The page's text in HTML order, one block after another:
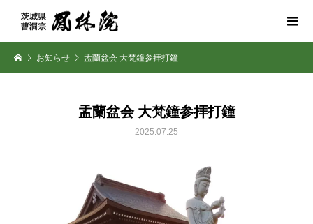
お知らせ 盂蘭盆会 大梵鐘参拝打鐘
盂蘭盆会 大梵鐘参拝打鐘
2025.07.25